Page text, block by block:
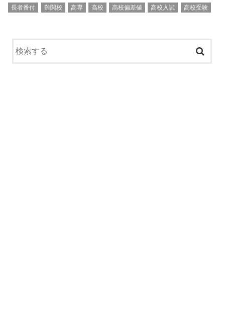
長者番付
難関校 高専 高校 高校偏差値 高校入試 高校受験